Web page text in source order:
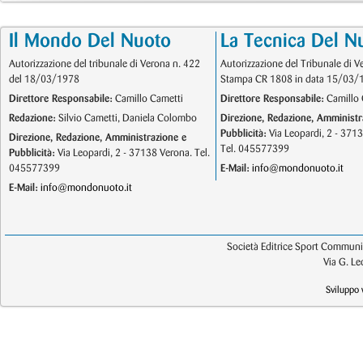
Il Mondo Del Nuoto
Autorizzazione del tribunale di Verona n. 422
del 18/03/1978
Direttore Responsabile: Camillo Cametti
Redazione: Silvio Cametti, Daniela Colombo
Direzione, Redazione, Amministrazione e
Pubblicità: Via Leopardi, 2 - 37138 Verona. Tel.
045577399
E-Mail: info@mondonuoto.it
La Tecnica Del
Autorizzazione del Tribunale di
Stampa CR 1808 in data 15/03/
Direttore Responsabile: Camillo
Direzione, Redazione,
Pubblicità: Via Leopardi, 2 -
Tel. 045577399
E-Mail: info@mondonuoto.it
Società Editrice Sport
Via G.
Sviluppo